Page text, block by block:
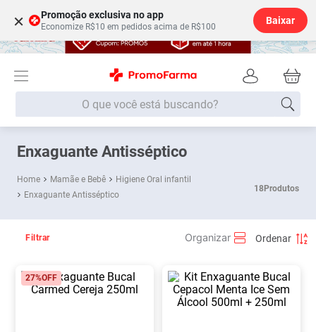
× Promoção exclusiva no app
Economize R$10 em pedidos acima de R$100
Baixar
O que você está buscando?
Enxaguante Antisséptico
Mamãe e Bebê
Higiene Oral infantil
Enxaguante Antisséptico
18Produtos
Filtrar
27%OFF
Termos mais buscados
1 º Fralda
2º Medley
3º Lenço Umedecido
4º
6º Shampoo